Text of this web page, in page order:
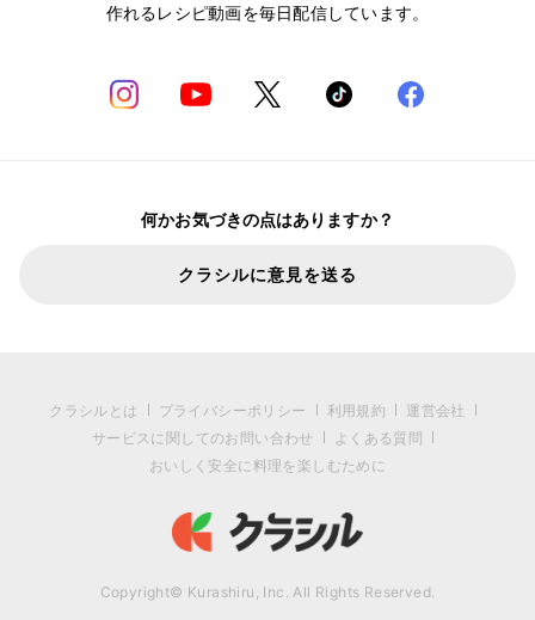
作れるレシピ動画を毎日配信しています。
何かお気づきの点はありますか？
クラシルに意見を送る
クラシルとは プライバシーポリシー 利用規約
運営会社
サービスに関してのお問い合わせ
よくある質問
おいしく安全に料理を楽しむために
Copyright© Kurashiru, Inc. All Rights Reserved.